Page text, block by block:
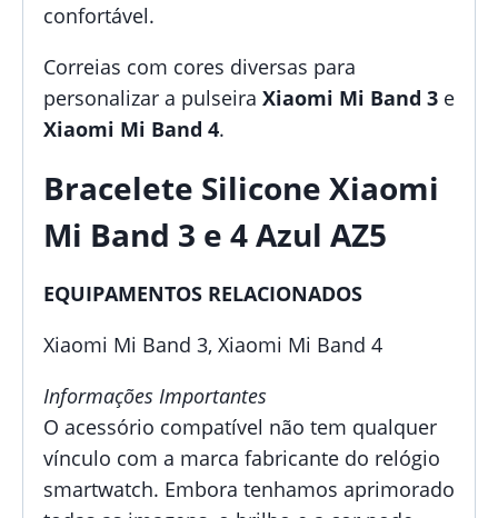
confortável.
Correias com cores diversas para
personalizar a pulseira Xiaomi Mi Band 3 e
Xiaomi Mi Band 4.
Bracelete Silicone Xiaomi
Mi Band 3 e 4 Azul AZ5
EQUIPAMENTOS RELACIONADOS
Xiaomi Mi Band 3, Xiaomi Mi Band 4
Informações Importantes
O acessório compatível não tem qualquer
vínculo com a marca fabricante do relógio
smartwatch. Embora tenhamos aprimorado